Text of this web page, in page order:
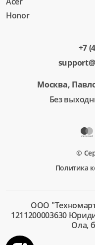
Honor
+7
Москва,
Без
©
Политика
ООО
1211200003630
Ола,